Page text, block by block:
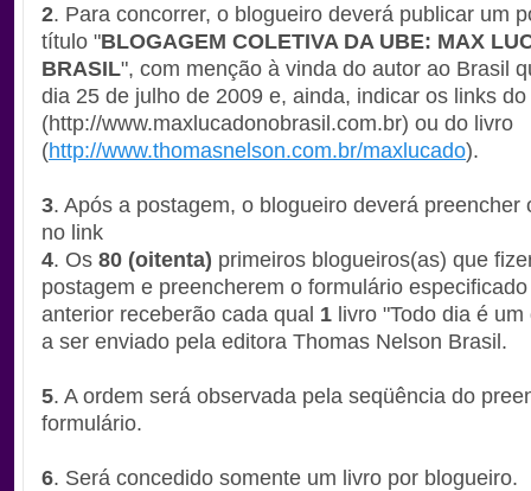
2. Para concorrer, o blogueiro deverá publicar um
título "BLOGAGEM COLETIVA DA UBE: MAX
BRASIL", com menção à vinda do autor ao Brasil
dia 25 de julho de 2009 e, ainda, indicar os links
(http://www.maxlucadonobrasil.com.br) ou do livro
(http://www.thomasnelson.com.br/maxlucado).
3. Após a postagem, o blogueiro deverá preencher
no link
4. Os 80 (oitenta) primeiros blogueiros(as) que
postagem e preencherem o formulário
anterior receberão cada qual 1 livro "Todo dia é
a ser enviado pela editora Thomas Nelson Brasil.
5. A ordem será observada pela seqüência do
formulário.
6. Será concedido somente um livro por blogueiro.